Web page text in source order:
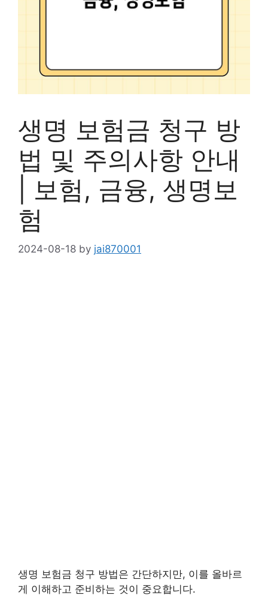
생명 보험금 청구 방
법 및 주의사항 안내
| 보험, 금융, 생명보
험
2024-08-18 by jai870001
생명 보험금 청구 방법은 간단하지만, 이를 올바르
게 이해하고 준비하는 것이 중요합니다.